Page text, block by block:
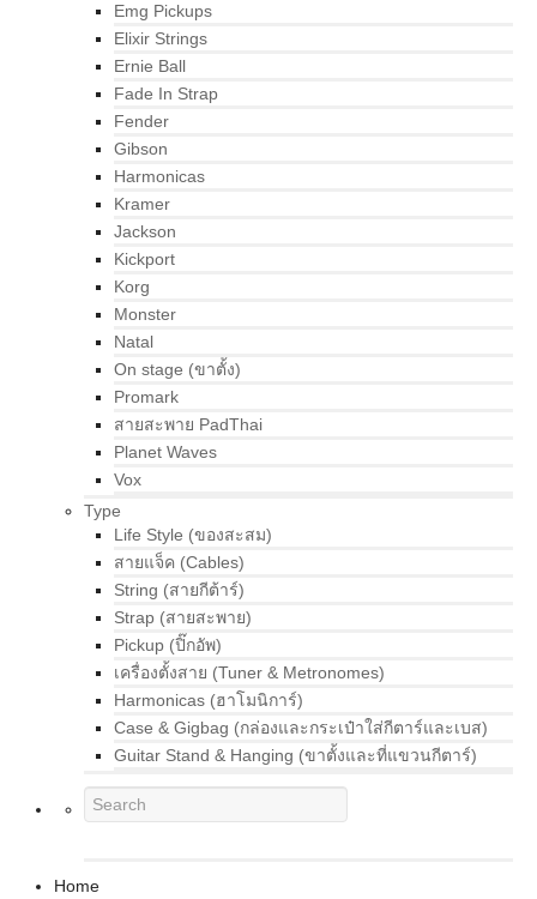
Emg Pickups
Elixir Strings
Ernie Ball
Fade In Strap
Fender
Gibson
Harmonicas
Kramer
Jackson
Kickport
Korg
Monster
Natal
On stage (ขาตั้ง)
Promark
สายสะพาย PadThai
Planet Waves
Vox
Type
Life Style (ของสะสม)
สายแจ็ค (Cables)
String (สายกีต้าร์)
Strap (สายสะพาย)
Pickup (ปิ๊กอัพ)
เครื่องตั้งสาย (Tuner & Metronomes)
Harmonicas (ฮาโมนิการ์)
Case & Gigbag (กล่องและกระเป๋าใส่กีตาร์และเบส)
Guitar Stand & Hanging (ขาตั้งและที่แขวนกีตาร์)
Home